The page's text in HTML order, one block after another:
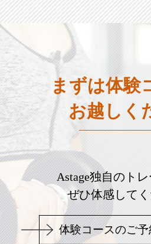
まずは体験
お越しく
Astage独自のト
ぜひ体感してく
体験コースのご予